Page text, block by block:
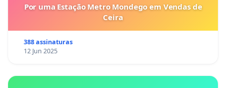
Por uma Estação Metro Mondego em Vendas de
Ceira
388 assinaturas
12 Jun 2025